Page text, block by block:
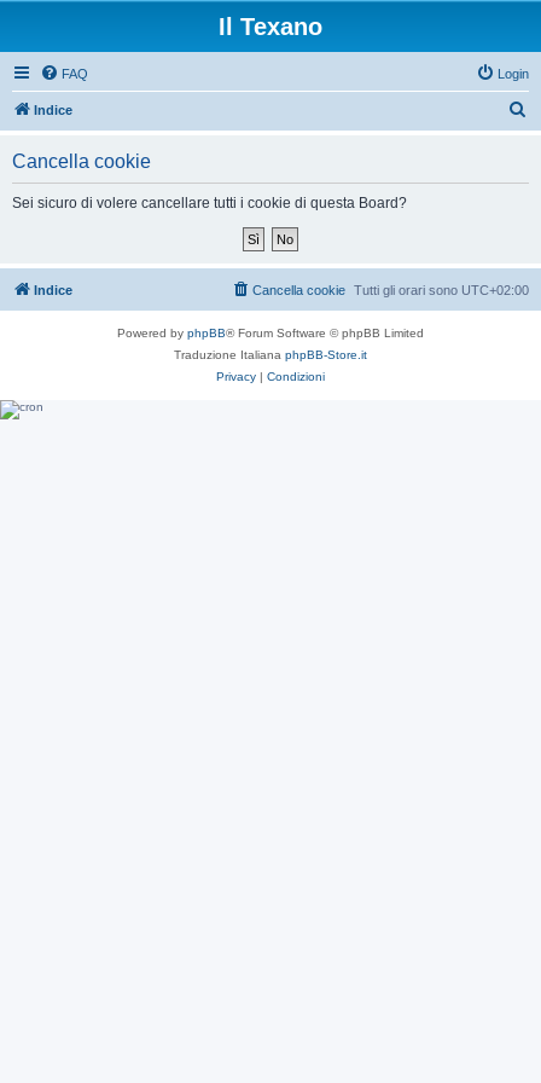
Il Texano
FAQ Login
Indice
Cancella cookie
Sei sicuro di volere cancellare tutti i cookie di questa Board?
Indice Tutti gli orari sono UTC+02:00
Cancella cookie
Powered by phpBB® Forum Software © phpBB Limited
Traduzione Italiana phpBB-Store.it
Privacy | Condizioni